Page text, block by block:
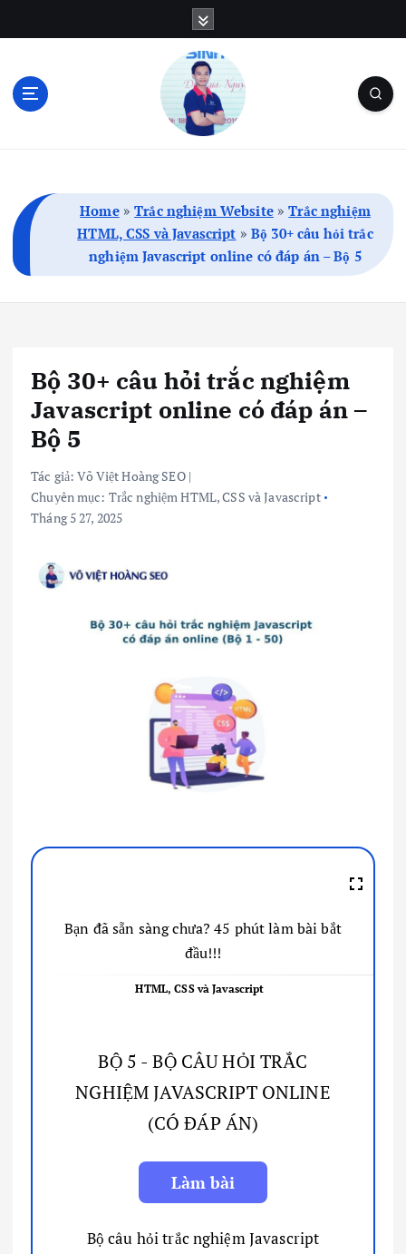
Home»Trắc nghiệm Website»Trắc nghiệm
HTML, CSS và Javascript » Bộ 30+ câu hỏi trắc
nghiệm Javascript online có đáp án – Bộ 5
Bộ 30+ câu hỏi trắc nghiệm
Javascript online có đáp án –
Bộ 5
Tác giả:Võ Việt Hoàng SEO|
Chuyên mục: Trắc nghiệm HTML, CSS và Javascript
Tháng 5 27, 2025
Bạn đã sẵn sàng chưa? 45 phút làm bài bắt
đầu!!!
HTML, CSS và Javascript
BỘ 5 - BỘ CÂU HỎI TRẮC
NGHIỆM JAVASCRIPT ONLINE
(CÓ ĐÁP ÁN)
Bộ câu hỏi trắc nghiệm Javascript